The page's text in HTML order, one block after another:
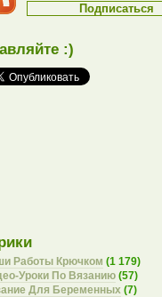
:)
Работы Крючком (1 179)
Уроки По Вязанию (57)
Для Беременных (7)